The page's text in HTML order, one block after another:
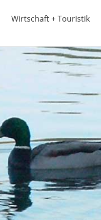
Wirtschaft + Touristik